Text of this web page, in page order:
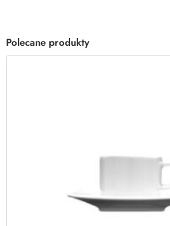
Polecane produkty